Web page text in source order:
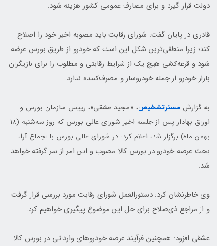
دولت قرار گیرد و برای مصارف عمومی کشور هزینه شود.
قادری در پایان گفت: شورای رقابت باید مصوبه اخیر خود را اصلاح
کند؛ زیرا منطقی‌ترین شکل این است که خودرو از طریق بورس عرضه
شود و قرعه‌کشی هیچ یک از شرایط رقابتی و مطلوب را برای بازیگران
بازار خودرو از جمله خودروساز و مصرف‌کننده ندارد.
به گزارش مسترتشخیص، «مجید عشقی»، رییس سازمان بورس و
اوراق بهادار پس از جلسه اخیر شورای عالی بورس که روز سه‌شنبه (۱۸
بهمن ماه) برگزار شد، اعلام کرد: در شورای عالی بورس با اجماع آرا،
بحث عرضه خودرو در بورس کالا مصوب و این امر از سر گرفته خواهد
شد.
وی خاطرنشان کرد: دستورالعمل‌ شورای رقابت مورد بررسی قرار گرفت
و از مراجع ذی‌صلاح برای حل این موضوع پیگیری خواهیم کرد.
عشقی افزود: همچنین فرآیند عرضه خودروهای وارداتی در بورس کالا